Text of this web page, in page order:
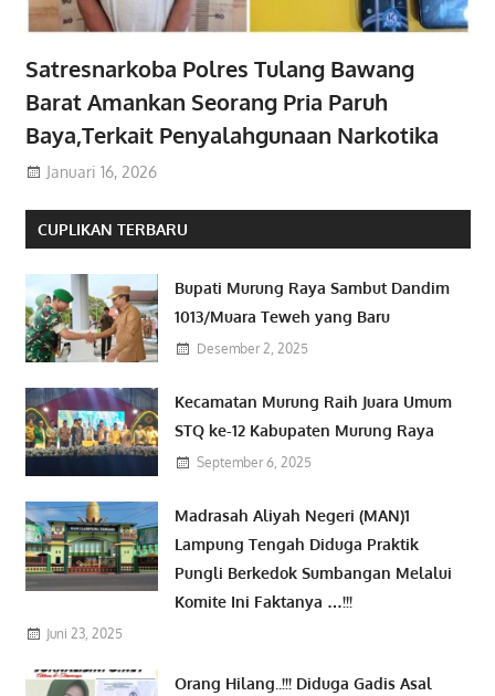
Satresnarkoba Polres Tulang Bawang
Barat Amankan Seorang Pria Paruh
Baya,Terkait Penyalahgunaan Narkotika
Januari 16, 2026
CUPLIKAN TERBARU
Bupati Murung Raya Sambut Dandim
1013/Muara Teweh yang Baru
Desember 2, 2025
Kecamatan Murung Raih Juara Umum
STQ ke-12 Kabupaten Murung Raya
September 6, 2025
Madrasah Aliyah Negeri (MAN)1
Lampung Tengah Diduga Praktik
Pungli Berkedok Sumbangan Melalui
Komite Ini Faktanya …!!!
Juni 23, 2025
Orang Hilang..!!! Diduga Gadis Asal